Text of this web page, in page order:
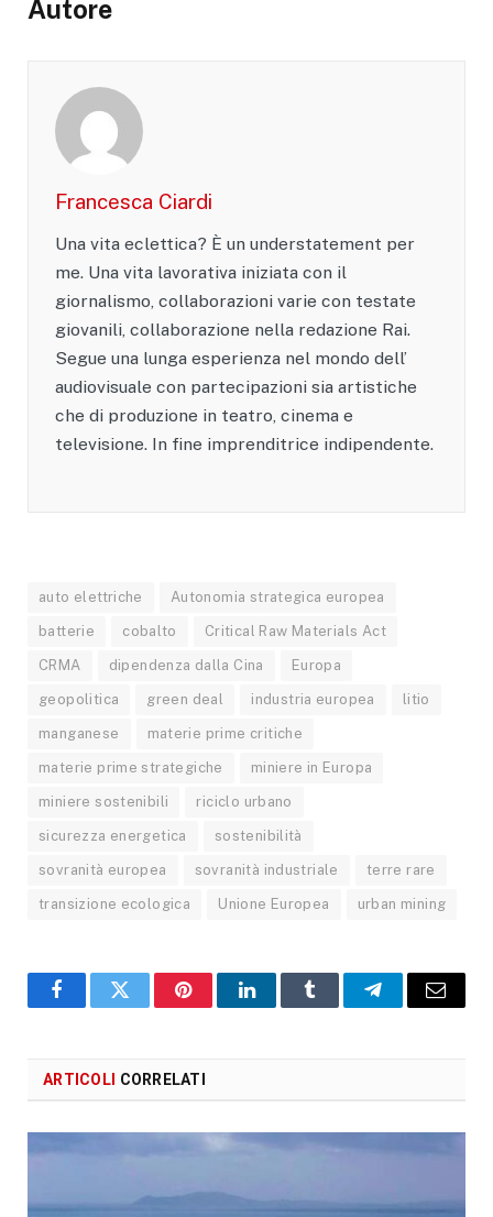
Autore
Francesca Ciardi
Una vita eclettica? È un understatement per
me. Una vita lavorativa iniziata con il
giornalismo, collaborazioni varie con testate
giovanili, collaborazione nella redazione Rai.
Segue una lunga esperienza nel mondo dell’
audiovisuale con partecipazioni sia artistiche
che di produzione in teatro, cinema e
televisione. In fine imprenditrice indipendente.
auto elettriche Autonomia strategica europea
batterie cobalto Critical Raw Materials Act
CRMA dipendenza dalla Cina Europa
geopolitica green deal industria europea litio
manganese materie prime critiche
materie prime strategiche miniere in Europa
miniere sostenibili riciclo urbano
sicurezza energetica sostenibilità
sovranità europea sovranità industriale terre rare
transizione ecologica Unione Europea urban mining
Facebook
X PinterestLinkedInTumblr TelegramEmail
ARTICOLI CORRELATI